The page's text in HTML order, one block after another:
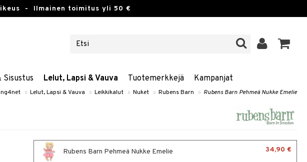
- Ilmainen toimitus yli 50 €
Sisustus Lelut, Lapsi & Vauva Tuotemerkkejä Kampanjat
» Lelut, Lapsi & Vauva » Leikkikalut » Nuket » Rubens Barn » Rubens Barn Pehmeä Nukke Emelie
Rubens Barn Pehmeä Nukke Emelie 34,90 €